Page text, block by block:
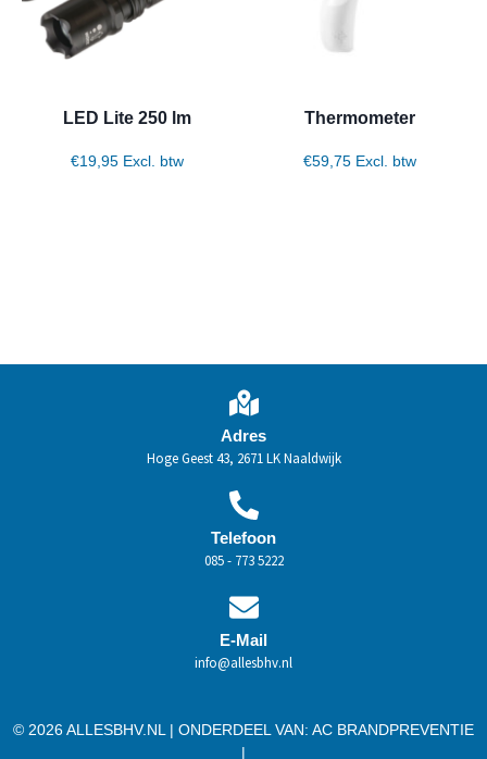
LED Lite 250 lm
€19,95 Excl. btw
Thermometer
€59,75 Excl. btw
Adres
Hoge Geest 43, 2671 LK Naaldwijk
Telefoon
085 - 773 5222
E-Mail
info@allesbhv.nl
© 2026 ALLESBHV.NL | ONDERDEEL VAN: AC BRANDPREVENTIE
|